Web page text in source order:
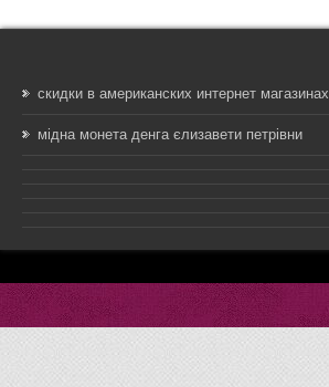
скидки в американских интернет магазинах
мідна монета денга єлизавети петрівни